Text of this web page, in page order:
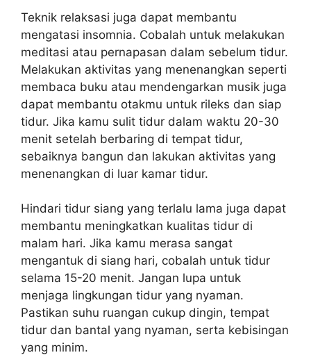
Teknik relaksasi juga dapat membantu
mengatasi insomnia. Cobalah untuk melakukan
meditasi atau pernapasan dalam sebelum tidur.
Melakukan aktivitas yang menenangkan seperti
membaca buku atau mendengarkan musik juga
dapat membantu otakmu untuk rileks dan siap
tidur. Jika kamu sulit tidur dalam waktu 20-30
menit setelah berbaring di tempat tidur,
sebaiknya bangun dan lakukan aktivitas yang
menenangkan di luar kamar tidur.
Hindari tidur siang yang terlalu lama juga dapat
membantu meningkatkan kualitas tidur di
malam hari. Jika kamu merasa sangat
mengantuk di siang hari, cobalah untuk tidur
selama 15-20 menit. Jangan lupa untuk
menjaga lingkungan tidur yang nyaman.
Pastikan suhu ruangan cukup dingin, tempat
tidur dan bantal yang nyaman, serta kebisingan
yang minim.